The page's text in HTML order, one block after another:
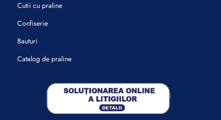
Cutii cu praline
Confiserie
Bauturi
Catalog de praline